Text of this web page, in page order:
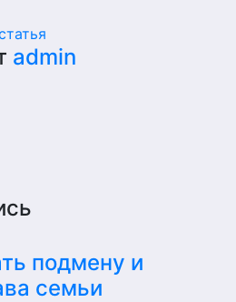
admin
подмену и
семьи